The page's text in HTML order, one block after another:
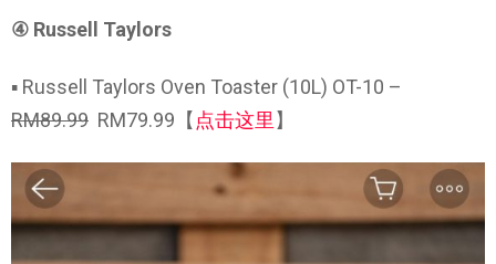
④ Russell Taylors
▪ Russell Taylors Oven Toaster (10L) OT-10 –
RM89.99 RM79.99【 点击这里 】